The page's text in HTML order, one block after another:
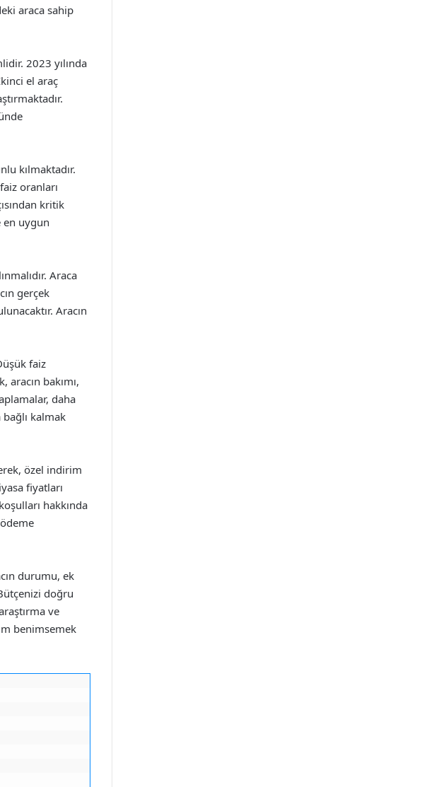
araca sahip
2023 yılında
el araç
kılmaktadır.
oranları
kritik
en uygun
Araca
gerçek
Aracın
faiz
bakımı,
daha
bağlı kalmak
özel indirim
fiyatları
hakkında
durumu, ek
doğru
ve
benimsemek